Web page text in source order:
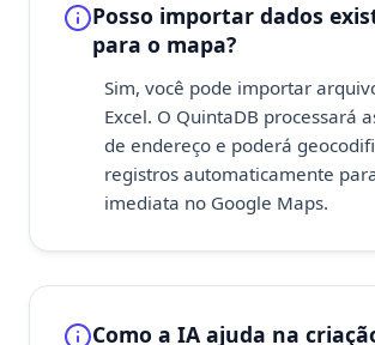
Posso importar dados
para o mapa?
Sim, você pode importar
Excel. O QuintaDB processará
de endereço e poderá
registros automaticamente
imediata no Google Maps.
Como a IA ajuda na